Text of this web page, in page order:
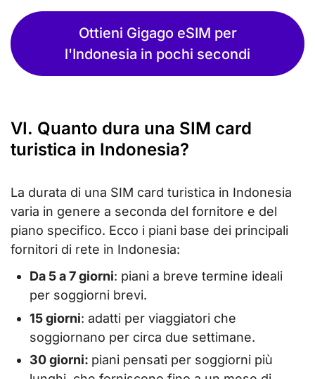
Ottieni Gigago eSIM per
l'Indonesia in pochi secondi
VI. Quanto dura una SIM card
turistica in Indonesia?
La durata di una SIM card turistica in Indonesia
varia in genere a seconda del fornitore e del
piano specifico. Ecco i piani base dei principali
fornitori di rete in Indonesia:
Da 5 a 7 giorni: piani a breve termine ideali
per soggiorni brevi.
15 giorni: adatti per viaggiatori che
soggiornano per circa due settimane.
30 giorni: piani pensati per soggiorni più